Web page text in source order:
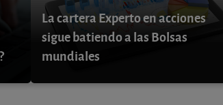
La cartera Experto en acciones
sigue batiendo a las Bolsas
mundiales